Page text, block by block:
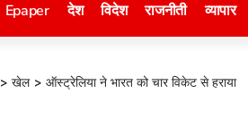
Epaper देश विदेश राजनीती व्यापार
> खेल> ऑस्ट्रेलिया ने भारत को चार विकेट से हराया